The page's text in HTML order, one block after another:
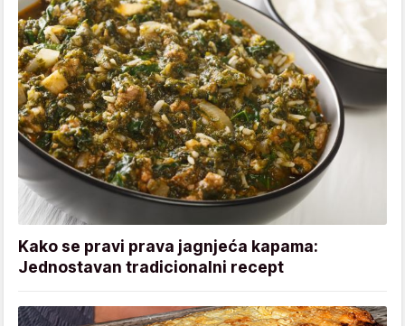
Kako se pravi prava jagnjeća kapama:
Jednostavan tradicionalni recept